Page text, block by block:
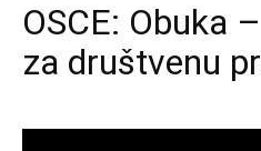
OSCE: Obuka
za društvenu